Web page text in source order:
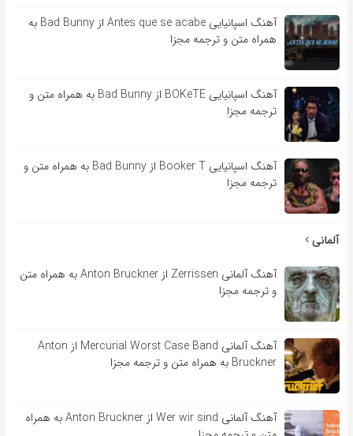
آهنگ اسپانیایی Antes que se acabe از Bad Bunny به
همراه متن و ترجمه مجزا
آهنگ اسپانیایی BOKeTE از Bad Bunny به همراه متن و
ترجمه مجزا
آهنگ اسپانیایی Booker T از Bad Bunny به همراه متن و
ترجمه مجزا
آلمانی
آهنگ آلمانی Zerrissen از Anton Bruckner به همراه متن
و ترجمه مجزا
آهنگ آلمانی Mercurial Worst Case Band از Anton
Bruckner به همراه متن و ترجمه مجزا
آهنگ آلمانی Wer wir sind از Anton Bruckner به همراه